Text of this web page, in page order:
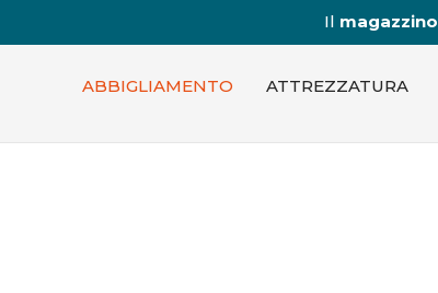
Il magazzino
ABBIGLIAMENTO ATTREZZATURA